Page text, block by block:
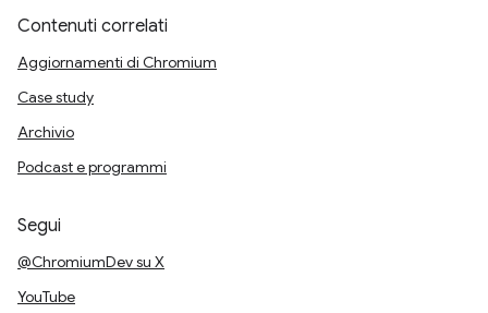
Contenuti correlati
Aggiornamenti di Chromium
Case study
Archivio
Podcast e programmi
Segui
@ChromiumDev su X
YouTube